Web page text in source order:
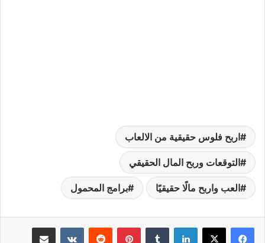
اربح فلوس حقيقية من الالعاب
التوقعات وربح المال الحقيقي
العب واربح مالًا حقيقيًا برامج المحمول
لينكدإن بينتيريست مشاركة عبر البريد